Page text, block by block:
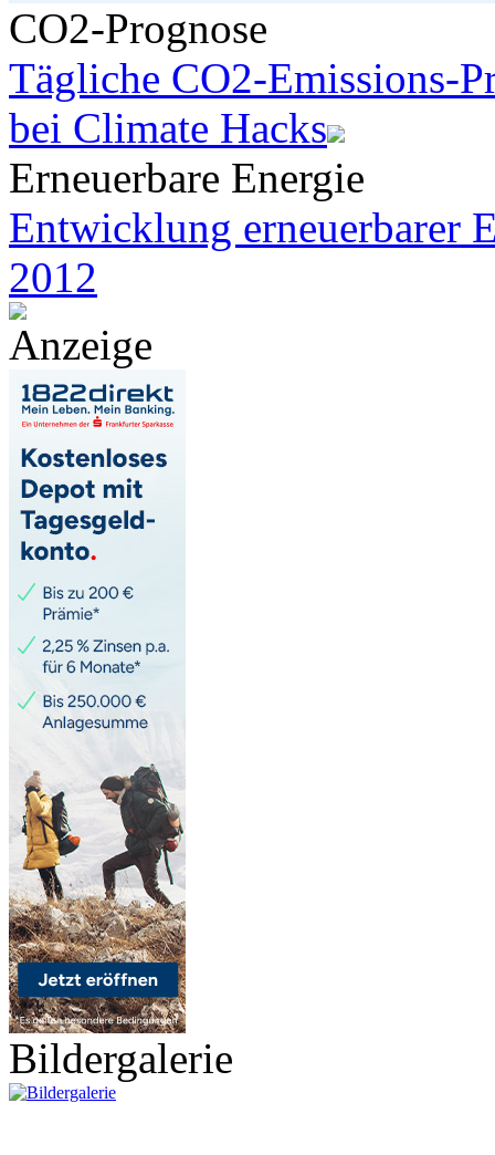
CO2-Prognose
Tägliche CO2-Emissions-
bei Climate Hacks
Erneuerbare Energie
Entwicklung erneuerbarer
2012
Anzeige
Bildergalerie